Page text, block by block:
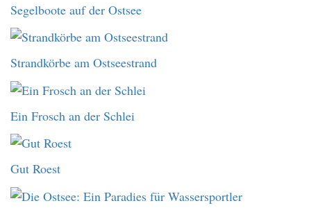
Segelboote auf der Ostsee
Strandkörbe am Ostseestrand
Ein Frosch an der Schlei
Gut Roest